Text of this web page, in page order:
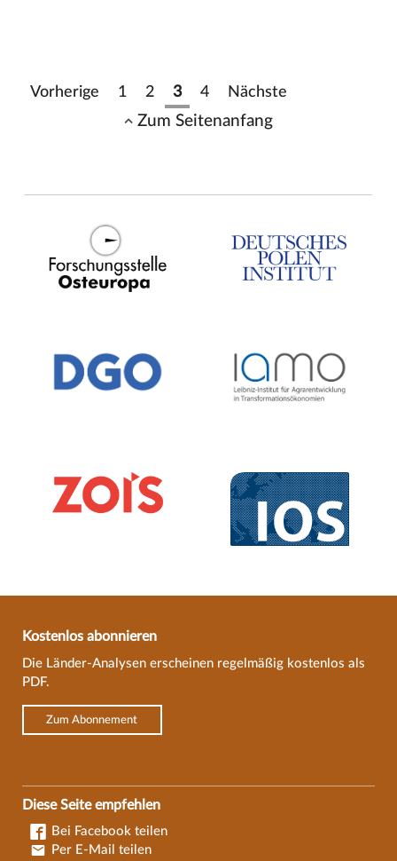
Vorherige 1 2 3 4 Nächste
Zum Seitenanfang
Kostenlos abonnieren
Die Länder-Analysen erscheinen regelmäßig kostenlos als
PDF.
Zum Abonnement
Diese Seite empfehlen
Bei Facebook teilen
Per E-Mail teilen